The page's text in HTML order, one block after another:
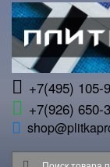
+7(495) 105-
+7(926) 650-